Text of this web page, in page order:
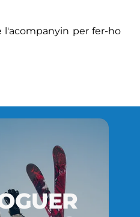
l'acompanyin per fer-ho